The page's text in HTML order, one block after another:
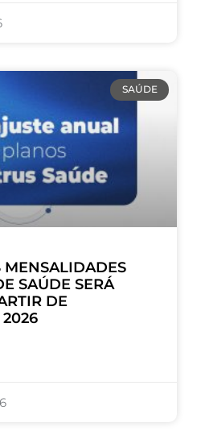
SAÚDE
MENSALIDADES
SAÚDE SERÁ
DE
2026